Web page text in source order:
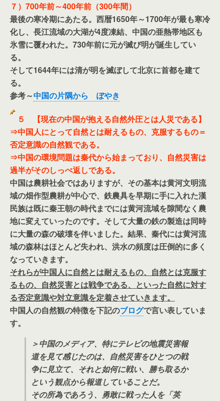
７）700年前～400年前（300年間）
最後の寒冷期にあたる。西暦1650年～1700年が最も寒冷
化し、長江流域の大湖が4度凍結、中国の亜熱帯地区も
氷雪に覆われた。730年前に元が滅び明が誕生してい
る。
そして1644年には清が明を滅ぼして北京に首都を建て
る。
参考～中国の片隅から ぼやき
５ 【現在の中国が抱える自然外圧とは人災である】
⇒中国人にとって自然とは耐えるもの、克服するもの＝
否定意識の自然観である。
⇒中国の環境問題は秦代から始まっており、自然災害は
過半がそのしっぺ返しである。
中国は農耕社会ではありますが、その基本は黄河文明流
域の畑作型農耕が中心で、鉄農具を早期に手に入れた漢
民族は既に秦王朝の時代までには黄河流域を隙間なく農
地に変えていったのです。そして大量の鉄の製造は同時
に大量の森の破壊を伴いました。結果、秦代には黄河流
域の森林はほとんど失われ、洪水の頻度は圧倒的に多く
なっていきます。
それらが中国人に自然とは耐えるもの、自然とは克服す
るもの、自然災害とは戦争である、といった自然に対す
る否定意識や対立意識を定着させていきます。
中国人の自然観の特徴を下記のブログで言い表していま
す。
＞中国のメディア、特にテレビの地震災害報
道を見て感じたのは、自然災害をひとつの戦
争に見立て、それと如何に戦い、勝ち取るか
という観点から報道していることだ。
その所為であろう、勇敢に戦った人を「英